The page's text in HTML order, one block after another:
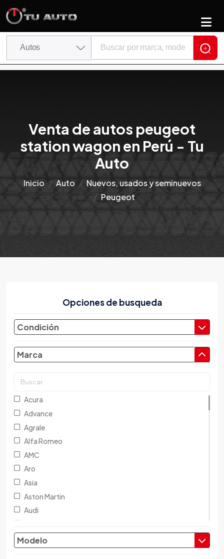
Venta de autos peugeot
station wagon en Perú - Tu
Auto
Inicio Auto
Nuevos, usados y seminuevos
Peugeot
Opciones de busqueda
Condición
Marca
Acura
Advance
Agrale
Alfa Romeo
AMC
Aro
Asia
Aston Martin
Audi
Baic
Modelo